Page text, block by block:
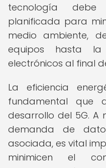
tecnología debe
planificada para
medio ambiente,
equipos hasta la
electrónicos al final
La eficiencia
fundamental que
desarrollo del 5G.
demanda de
asociada, es vital
minimicen el